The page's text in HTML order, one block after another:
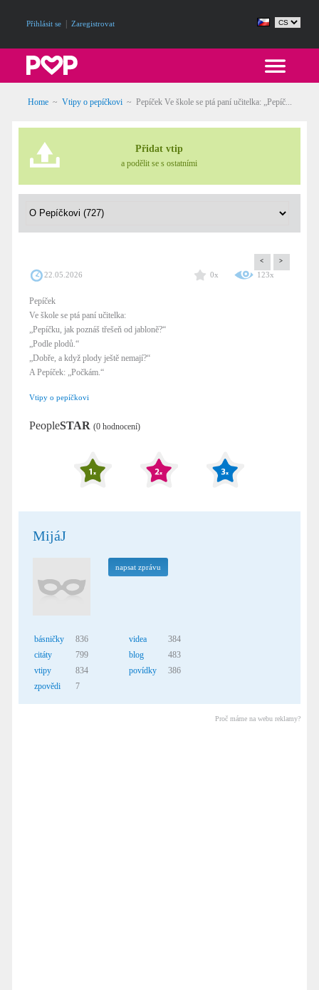
Přihlásit se Zaregistrovat
Home ~ Vtipy o pepíčkovi ~ Pepíček Ve škole se ptá paní učitelka: „Pepíč...
Přidat vtip
a podělit se s ostatními
< >
22.05.2026 0x 123x
Pepíček
Ve škole se ptá paní učitelka:
„Pepíčku, jak poznáš třešeň od jabloně?“
„Podle plodů.“
„Dobře, a když plody ještě nemají?“
A Pepíček: „Počkám.“
Vtipy o pepíčkovi
PeopleSTAR (0 hodnocení)
MijáJ
napsat zprávu
básničky
836
citáty
799
vtipy
834
zpovědi
7
videa
384
blog
483
povídky
386
Proč máme na webu reklamy?